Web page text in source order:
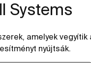
Systems
amelyek
nyújtsák.